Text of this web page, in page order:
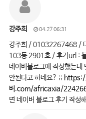
강주희 04.27 06:31
강주희 / 01032267468 /
103동 2901호 / 후기url :
네이버블로그에 작성했는데
안된다고 하네요? ;;
버.com/africaxia/
면 네이버 블로그 후기 작성